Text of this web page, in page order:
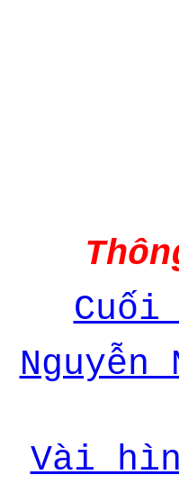
Cuối
Vài